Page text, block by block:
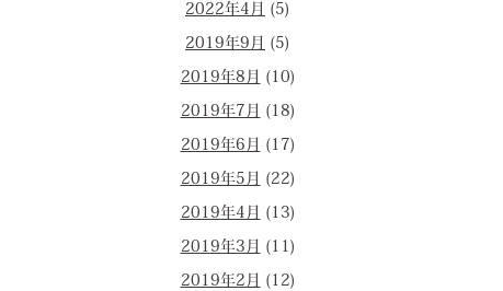
2022年4月 (5)
2019年9月 (5)
2019年8月 (10)
2019年7月 (18)
2019年6月 (17)
2019年5月 (22)
2019年4月 (13)
2019年3月 (11)
2019年2月 (12)